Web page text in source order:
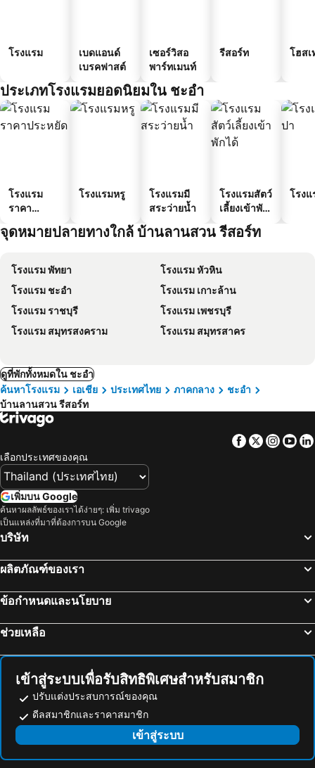
โรงแรม
เบดแอนด์
เบรคฟาสต์
เซอร์วิสอ
พาร์ทเมนท์
รีสอร์ท โฮสเ
ประเภทโรงแรมยอดนิยมใน ชะอำ
โรงแรม
ราคา
โรงแรมหรู
โรงแรมมี
สระว่ายน้ำ
โรงแรมสัตว์
เลี้ยงเข้าพัก
ได้
โรง
จุดหมายปลายทางใกล้ บ้านลานสวน รีสอร์ท
โรงแรม พัทยา
โรงแรม หัวหิน
โรงแรม ชะอำ
โรงแรม เกาะล้าน
โรงแรม ราชบุรี
โรงแรม เพชรบุรี
โรงแรม สมุทรสงคราม
โรงแรม สมุทรสาคร
ดูที่พักทั้งหมดใน ชะอำ
ค้นหาโรงแรม
เอเชีย ประเทศไทย ภาคกลาง
ชะอำ
บ้านลานสวน รีสอร์ท
Facebook
Twitter
เลือกประเทศของคุณ
เพิ่มบน Google
ค้นหาผลลัพธ์ของเราได้ง่ายๆ: เพิ่ม trivago
เป็นแหล่งที่มาที่ต้องการบน Google
บริษัท
ผลิตภัณฑ์ของเรา
ข้อกำหนดและนโยบาย
ช่วยเหลือ
เข้าสู่ระบบเพื่อรับสิทธิพิเศษสำหรับสมาชิก
ปรับแต่งประสบการณ์ของคุณ
ดีลสมาชิกและราคาสมาชิก
เข้าสู่ระบบ